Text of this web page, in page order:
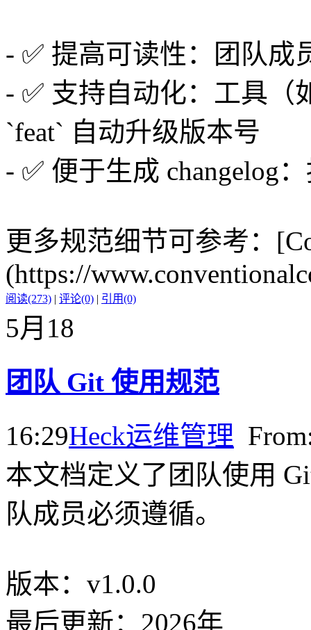
- ✅ 提高可读性：团队
- ✅ 支持自动化：工具（
`feat` 自动升级版本号
- ✅ 便于生成 changelog
更多规范细节可参考：
(https://
阅读(273) 评论(0) 引用(0)
5月 18
团队 Git 使用规范
16:29Heck运维管理
本文档定义了团队使用
队成员必须遵循。
版本：v1.0.0
最后更新：2026年